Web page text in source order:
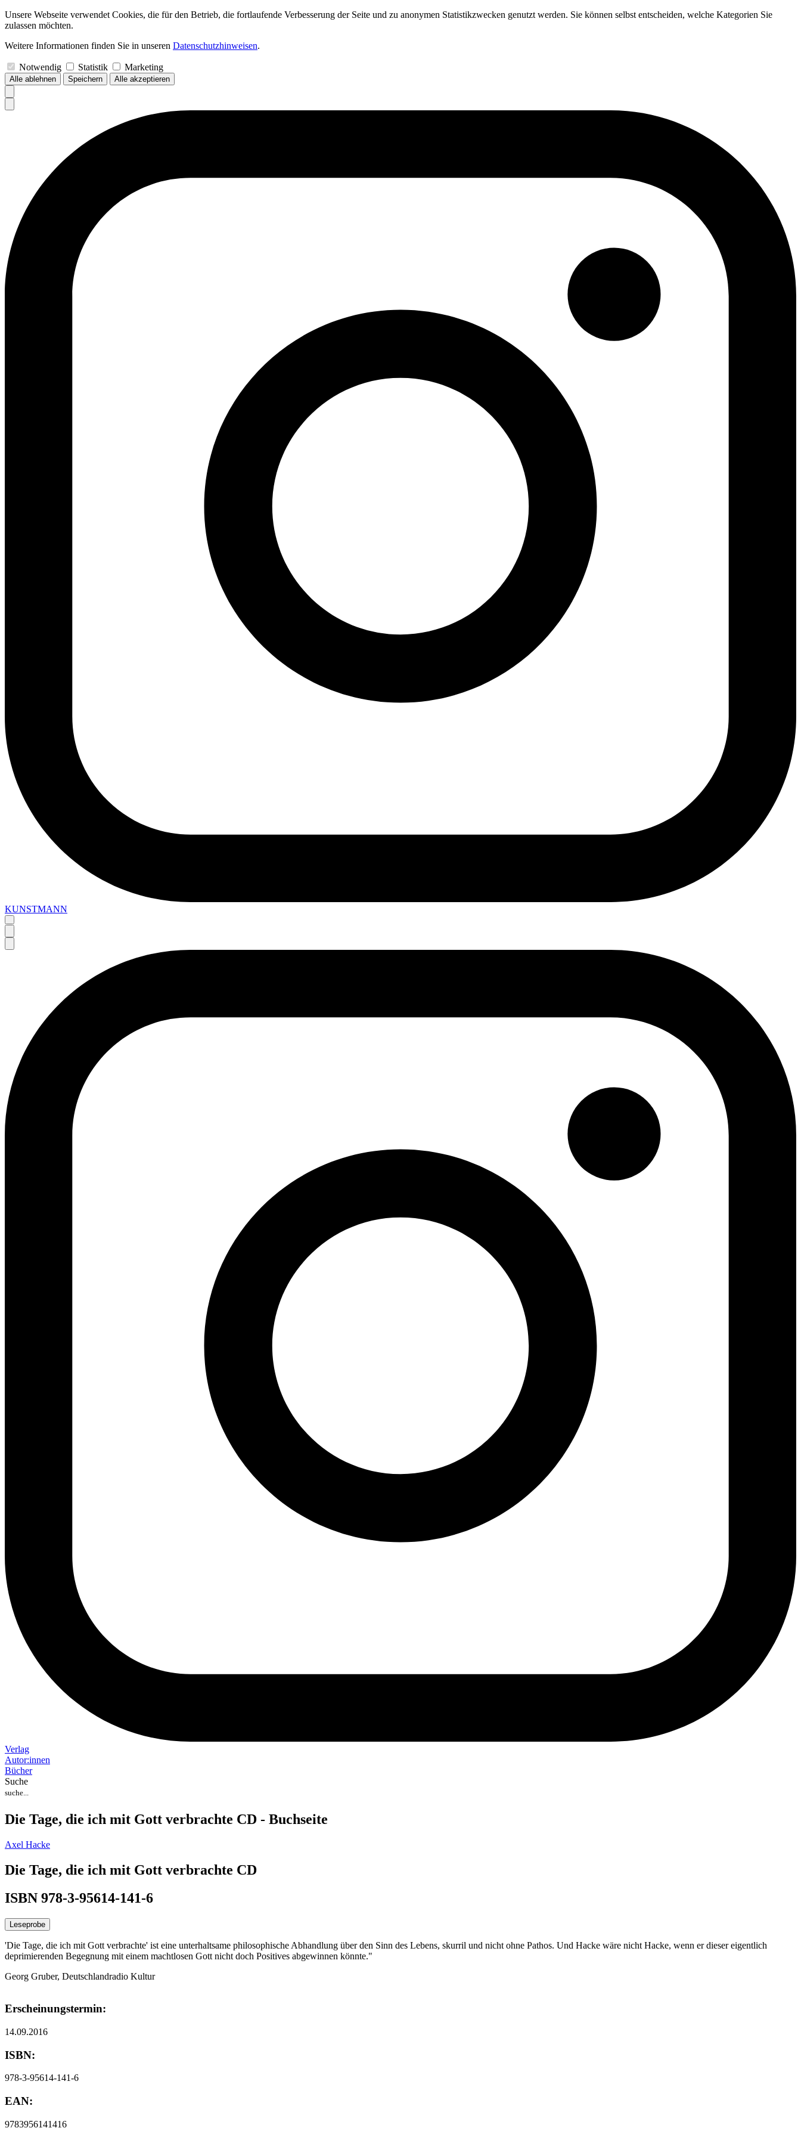
Unsere Webseite verwendet Cookies, die für den Betrieb, die fortlaufende Verbesserung der Seite und zu anonymen Statistikzwecken genutzt werden. Sie können selbst entscheiden, welche Kategorien Sie
zulassen möchten.
Weitere Informationen finden Sie in unseren Datenschutzhinweisen.
Notwendig Statistik Marketing
Alle ablehnen Speichern Alle akzeptieren
KUNSTMANN
Verlag
Autor:innen
Bücher
Suche
Die Tage, die ich mit Gott verbrachte CD - Buchseite
Axel Hacke
Die Tage, die ich mit Gott verbrachte CD
ISBN 978-3-95614-141-6
Leseprobe
'Die Tage, die ich mit Gott verbrachte' ist eine unterhaltsame philosophische Abhandlung über den Sinn des Lebens, skurril und nicht ohne Pathos. Und Hacke wäre nicht Hacke, wenn er dieser eigentlich
deprimierenden Begegnung mit einem machtlosen Gott nicht doch Positives abgewinnen könnte."
Georg Gruber, Deutschlandradio Kultur
Erscheinungstermin:
14.09.2016
ISBN:
978-3-95614-141-6
EAN:
9783956141416